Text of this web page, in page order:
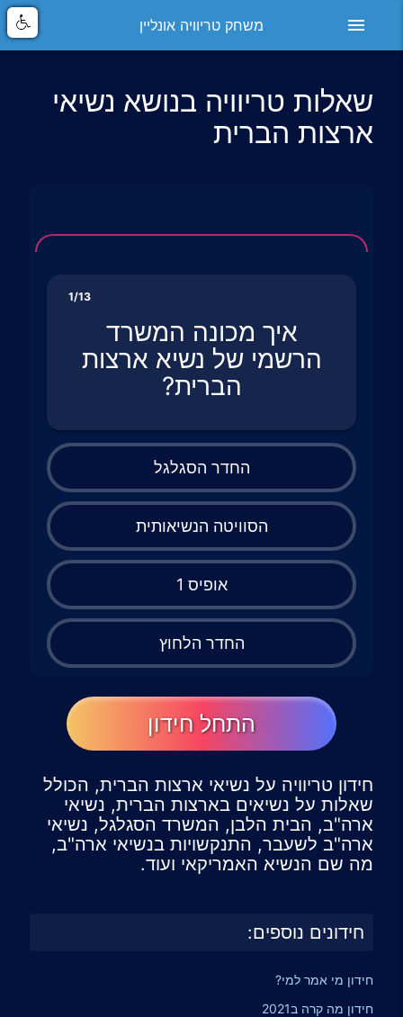
menu משחק טריוויה אונליין
שאלות טריוויה בנושא נשיאי
ארצות הברית
1/13
איך מכונה המשרד
הרשמי של נשיא ארצות
הברית?
החדר הסגלגל
הסוויטה הנשיאותית
אופיס 1
החדר הלחוץ
התחל חידון
חידון טריוויה על נשיאי ארצות הברית, הכולל
שאלות על נשיאים בארצות הברית, נשיאי
ארה"ב, הבית הלבן, המשרד הסגלגל, נשיאי
ארה"ב לשעבר, התנקשויות בנשיאי ארה"ב,
מה שם הנשיא האמריקאי ועוד.
חידונים נוספים:
חידון מי אמר למי?
חידון מה קרה ב2021